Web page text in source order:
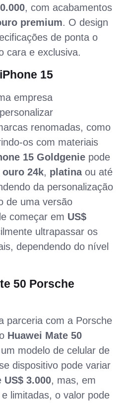
, com acabamentos
premium. O design
de ponta o
cara e exclusiva.
15
empresa
renomadas, como
os com materiais
15 Goldgenie pode
ouro 24k, platinaou até
da personalização
de uma versão
começar em US$
ultrapassar os
dependendo do nível
50 Porsche
parceria com a Porsche
Huawei Mate 50
modelo de celular de
dispositivo pode variar
US$ 3.000, mas, em
limitadas, o valor pode